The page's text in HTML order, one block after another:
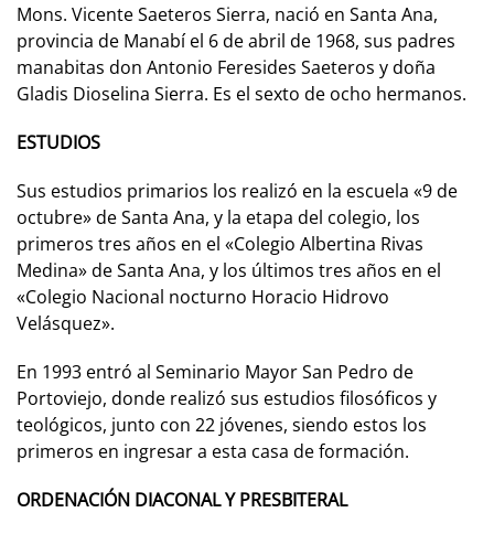
Mons. Vicente Saeteros Sierra, nació en Santa Ana,
provincia de Manabí el 6 de abril de 1968, sus padres
manabitas don Antonio Feresides Saeteros y doña
Gladis Dioselina Sierra. Es el sexto de ocho hermanos.
ESTUDIOS
Sus estudios primarios los realizó en la escuela «9 de
octubre» de Santa Ana, y la etapa del colegio, los
primeros tres años en el «Colegio Albertina Rivas
Medina» de Santa Ana, y los últimos tres años en el
«Colegio Nacional nocturno Horacio Hidrovo
Velásquez».
En 1993 entró al Seminario Mayor San Pedro de
Portoviejo, donde realizó sus estudios filosóficos y
teológicos, junto con 22 jóvenes, siendo estos los
primeros en ingresar a esta casa de formación.
ORDENACIÓN DIACONAL Y PRESBITERAL